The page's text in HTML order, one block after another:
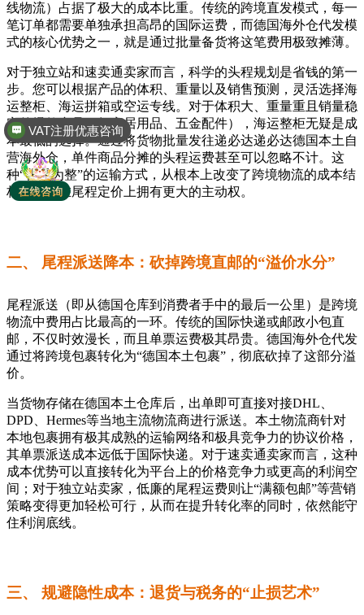
线物流）占据了极大的成本比重。传统的跨境直发模式，每一
笔订单都需要单独承担高昂的国际运费，而德国海外仓代发模
式的核心优势之一，就是通过批量备货将这笔费用极致摊薄。
对于独立站和速卖通卖家而言，科学的头程规划是省钱的第一
步。您可以根据产品的体积、重量以及销售预测，灵活选择海
运整柜、海运拼箱或空运专线。对于体积大、重量重且销量稳
定的爆款产品（如家居用品、五金配件），海运整柜无疑是成
本最低的选择。通过将货物批量发往递必达递必达德国本土自
营海外仓，单件商品分摊的头程运费甚至可以忽略不计。这
种“化零为整”的运输方式，从根本上改变了跨境物流的成本结
构，让您在尾程定价上拥有更大的主动权。
二、 尾程派送降本：砍掉跨境直邮的“溢价水分”
尾程派送（即从德国仓库到消费者手中的最后一公里）是跨境
物流中费用占比最高的一环。传统的国际快递或邮政小包直
邮，不仅时效漫长，而且单票运费极其昂贵。德国海外仓代发
通过将跨境包裹转化为“德国本土包裹”，彻底砍掉了这部分溢
价。
当货物存储在德国本土仓库后，出单即可直接对接DHL、
DPD、Hermes等当地主流物流商进行派送。本土物流商针对
本地包裹拥有极其成熟的运输网络和极具竞争力的协议价格，
其单票派送成本远低于国际快递。对于速卖通卖家而言，这种
成本优势可以直接转化为平台上的价格竞争力或更高的利润空
间；对于独立站卖家，低廉的尾程运费则让“满额包邮”等营销
策略变得更加轻松可行，从而在提升转化率的同时，依然能守
住利润底线。
三、 规避隐性成本：退货与税务的“止损艺术”
VAT注册优惠咨询
全球商标专利注册